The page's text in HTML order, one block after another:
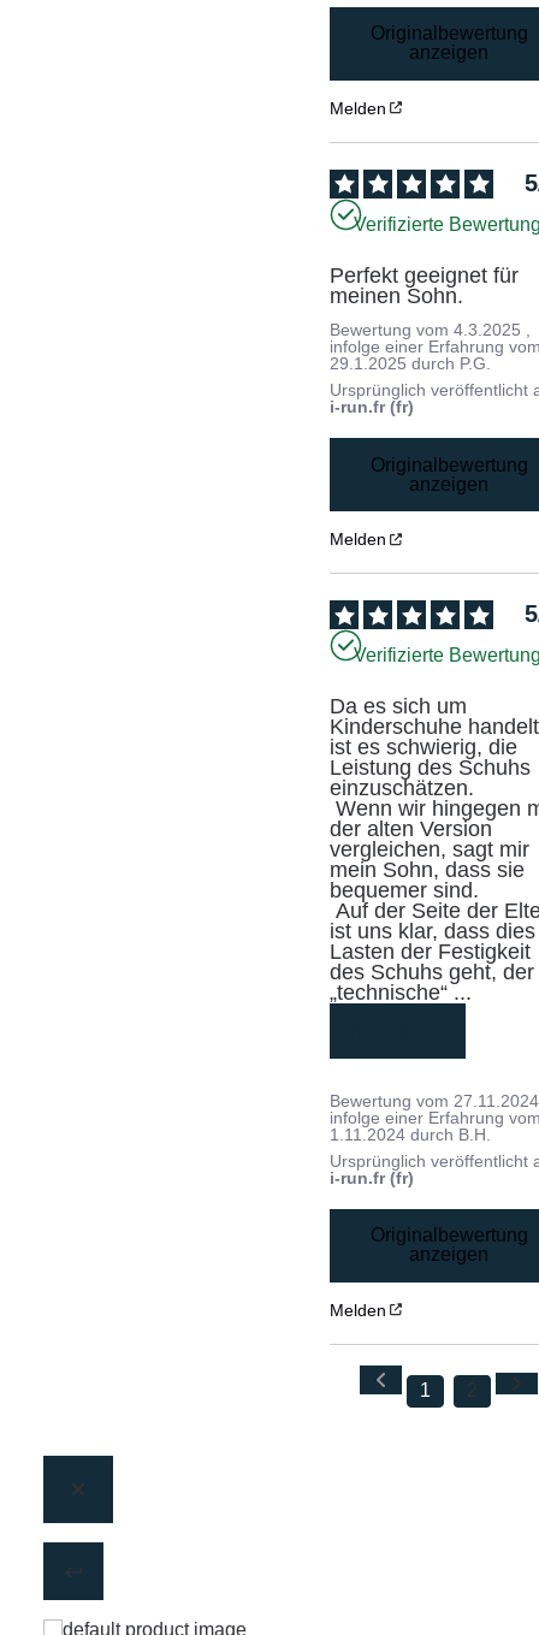
Originalbewertung
anzeigen
Melden
5
Verifizierte
Perfekt geeignet für
meinen Sohn.
Bewertung vom4.3.2025
infolge einer Erfahrung
29.1.2025 durch P.G.
Ursprünglich veröffentlicht
i-run.fr (fr)
Originalbewertung
anzeigen
Melden
5
Verifizierte
Da es sich um
Kinderschuhe
ist es schwierig, die
Leistung des Schuhs
einzuschätzen.
Wenn wir hingegen mit
der alten Version
vergleichen, sagt mir
mein Sohn, dass sie
bequemer sind.
Auf der Seite der Eltern
ist uns klar, dass
Lasten der Festigkeit
des Schuhs geht, der
„technische“ ...
Bewertung vom 27.11.2024
infolge einer Erfahrung
1.11.2024 durch B.H.
Ursprünglich veröffentlicht
i-run.fr (fr)
Originalbewertung
anzeigen
Melden
1 2